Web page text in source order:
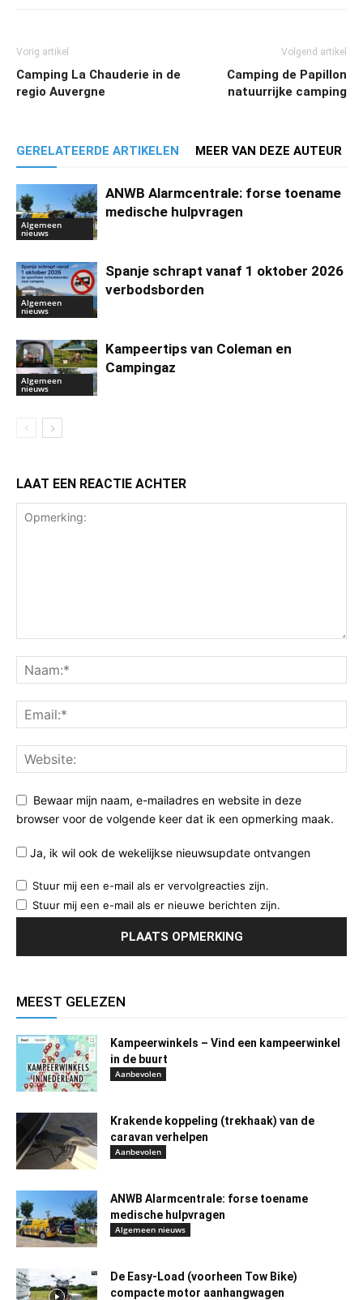
Vorig artikel
Camping La Chauderie in de
regio Auvergne
Volgend artikel
Camping de Papillon
natuurrijke camping
GERELATEERDE ARTIKELEN MEER VAN DEZE AUTEUR
Algemeen
nieuws
ANWB Alarmcentrale: forse toename
medische hulpvragen
Algemeen
nieuws
Spanje schrapt vanaf 1 oktober 2026
verbodsborden
Algemeen
nieuws
Kampeertips van Coleman en
Campingaz
LAAT EEN REACTIE ACHTER
Bewaar mijn naam, e-mailadres en website in deze
browser voor de volgende keer dat ik een opmerking maak.
Ja, ik wil ook de wekelijkse nieuwsupdate ontvangen
Stuur mij een e-mail als er vervolgreacties zijn.
Stuur mij een e-mail als er nieuwe berichten zijn.
MEEST GELEZEN
Kampeerwinkels – Vind een kampeerwinkel
in de buurt
Aanbevolen
Krakende koppeling (trekhaak) van de
caravan verhelpen
Aanbevolen
ANWB Alarmcentrale: forse toename
medische hulpvragen
Algemeen nieuws
De Easy-Load (voorheen Tow Bike)
compacte motor aanhangwagen